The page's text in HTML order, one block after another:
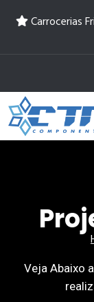
Carrocerias
Veja Abaixo